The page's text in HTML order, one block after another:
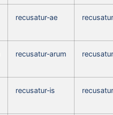
recusatur‑ae
recusatur‑arum
recusatur‑is